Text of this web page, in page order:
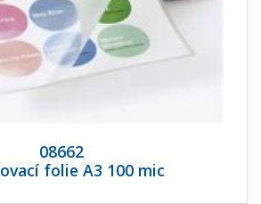
08662
folie A3 100 mic